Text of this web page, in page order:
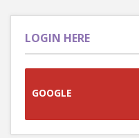
LOGIN HERE
GOOGLE